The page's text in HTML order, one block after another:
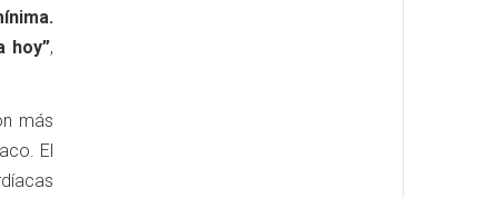
hoy”,
más
El